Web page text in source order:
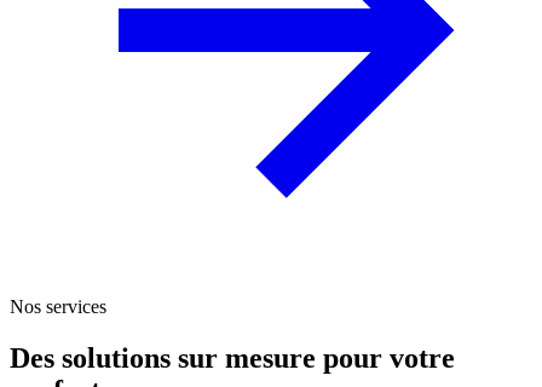
Nos services
Des solutions sur mesure pour votre